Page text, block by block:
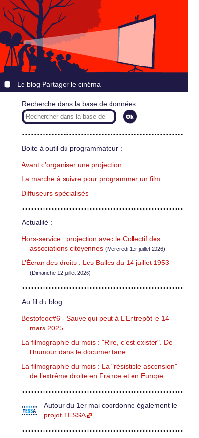
Le blog Partager le cinéma
Recherche dans la base de données
Boite à outil du programmateur :
Avant d’organiser une projection…
La marche à suivre pour programmer un film
Diffuseurs spécialisés
Actualité :
Hors-service : projection avec le Collectif des
associations citoyennes (Mercredi 1er juillet 2026)
L’Écran des droits : Les Balles du 14 juillet 1953
(Dimanche 12 juillet 2026)
Au fil du blog :
Bestofdoc#6 - Sauve qui peut à L’Entrepôt le 14
mars 2025
La filmographie du mois : "Rire, c’est exister". De
l’humour dans le documentaire
La filmographie du mois : La "résistible ascension"
de l’extrême droite en France et en Europe
Autour du 1er mai coordonne également le
projet TESSA